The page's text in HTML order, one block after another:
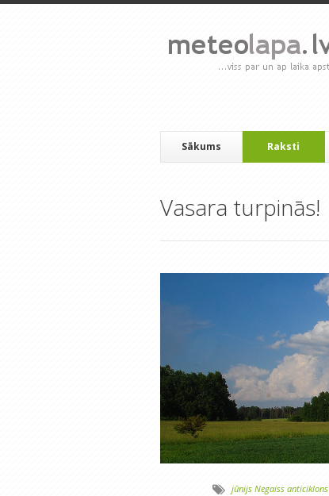
Sākums Raksti
Vasara turpinās!
jūnijs Negaiss anticiklons